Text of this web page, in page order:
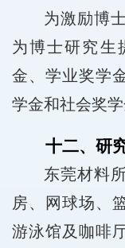
为激励博
为博士研究生
金、学业奖学
学金和社会奖学
十二、研
东莞材料
房、网球场、
游泳馆及咖啡